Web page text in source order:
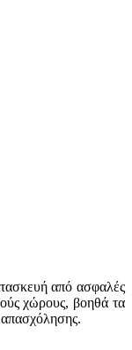
από ασφαλές
χώρους, βοηθά τα
απασχόλησης.